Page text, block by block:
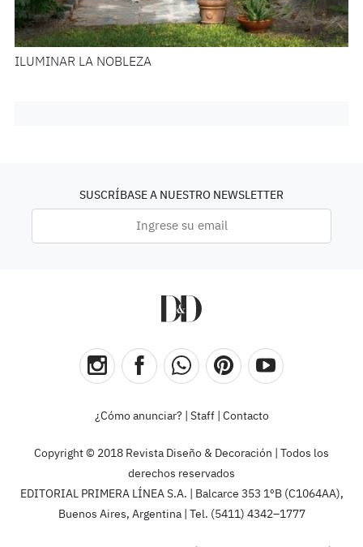
ILUMINAR LA NOBLEZA
SUSCRÍBASE A NUESTRO NEWSLETTER
¿Cómo anunciar? Staff| Contacto
Copyright © 2018 Revista Diseño & Decoración | Todos los
derechos reservados
EDITORIAL PRIMERA LÍNEA S.A. | Balcarce 353 1ºB (C1064AA),
Buenos Aires, Argentina | Tel. (5411) 4342–1777